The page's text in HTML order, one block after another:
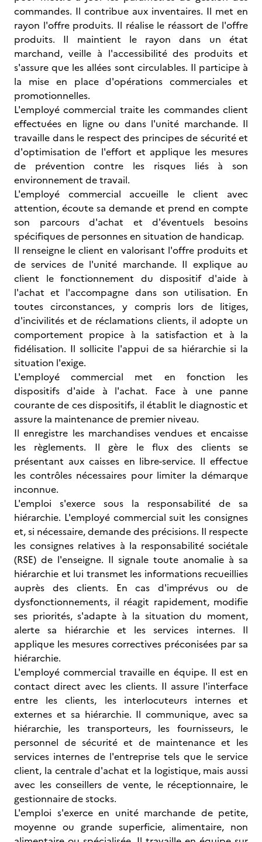
commandes. Il contribue aux inventaires. Il met en
rayon l'offre produits. Il réalise le réassort de l'offre
produits. Il maintient le rayon dans un état
marchand, veille à l'accessibilité des produits et
s'assure que les allées sont circulables. Il participe à
la mise en place d'opérations commerciales et
promotionnelles.
L'employé commercial traite les commandes client
effectuées en ligne ou dans l'unité marchande. Il
travaille dans le respect des principes de sécurité et
d'optimisation de l'effort et applique les mesures
de prévention contre les risques liés à son
environnement de travail.
L'employé commercial accueille le client avec
attention, écoute sa demande et prend en compte
son parcours d'achat et d'éventuels besoins
spécifiques de personnes en situation de handicap.
Il renseigne le client en valorisant l'offre produits et
de services de l'unité marchande. Il explique au
client le fonctionnement du dispositif d'aide à
l'achat et l'accompagne dans son utilisation. En
toutes circonstances, y compris lors de litiges,
d'incivilités et de réclamations clients, il adopte un
comportement propice à la satisfaction et à la
fidélisation. Il sollicite l'appui de sa hiérarchie si la
situation l'exige.
L'employé commercial met en fonction les
dispositifs d'aide à l'achat. Face à une panne
courante de ces dispositifs, il établit le diagnostic et
assure la maintenance de premier niveau.
Il enregistre les marchandises vendues et encaisse
les règlements. Il gère le flux des clients se
présentant aux caisses en libre-service. Il effectue
les contrôles nécessaires pour limiter la démarque
inconnue.
L'emploi s'exerce sous la responsabilité de sa
hiérarchie. L'employé commercial suit les consignes
et, si nécessaire, demande des précisions. Il respecte
les consignes relatives à la responsabilité sociétale
(RSE) de l'enseigne. Il signale toute anomalie à sa
hiérarchie et lui transmet les informations recueillies
auprès des clients. En cas d'imprévus ou de
dysfonctionnements, il réagit rapidement, modifie
ses priorités, s'adapte à la situation du moment,
alerte sa hiérarchie et les services internes. Il
applique les mesures correctives préconisées par sa
hiérarchie.
L'employé commercial travaille en équipe. Il est en
contact direct avec les clients. Il assure l'interface
entre les clients, les interlocuteurs internes et
externes et sa hiérarchie. Il communique, avec sa
hiérarchie, les transporteurs, les fournisseurs, le
personnel de sécurité et de maintenance et les
services internes de l'entreprise tels que le service
client, la centrale d'achat et la logistique, mais aussi
avec les conseillers de vente, le réceptionnaire, le
gestionnaire de stocks.
L'emploi s'exerce en unité marchande de petite,
moyenne ou grande superficie, alimentaire, non